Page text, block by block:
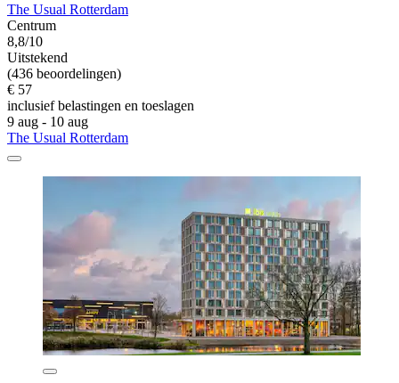
The Usual Rotterdam
Centrum
8,8/10
Uitstekend
(436 beoordelingen)
€ 57
inclusief belastingen en toeslagen
9 aug - 10 aug
The Usual Rotterdam